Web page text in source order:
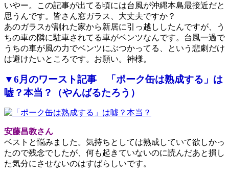
いやー。この記事が出てる頃には台風が沖縄本島最接近だと
思うんです。皆さん窓ガラス、大丈夫ですか？
あのガラスが割れた家から新居に引っ越ししたんですが、う
ちの車の隣に駐車されてる車がベンツなんです。台風一過で
うちの車が風の力でベンツにぶつかってる、という悲劇だけ
は避けたいところです。お願い。神様。
▼6月のワースト記事 「ポーク缶は熟成する」は
嘘？本当？（やんばるたろう）
安藤昌教さん
ベストと悩みました。気持ちとしては熟成していて欲しかっ
たので残念でしたが、何も起きていないのに読んだあと損し
た気分にさせないのはすばらしいです。